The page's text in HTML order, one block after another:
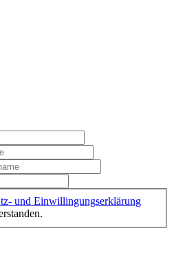
und Einwillingungserklärung